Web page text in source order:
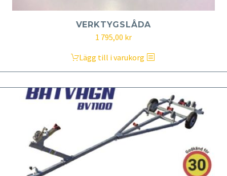
VERKTYGSLÅDA
1 795,00 kr
Lägg till i varukorg